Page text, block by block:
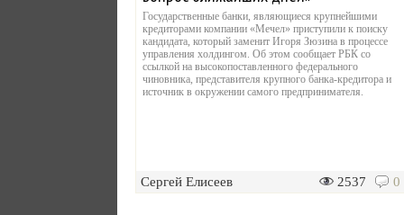
Государственные банки, являющиеся крупнейшими
кредиторами компании «Мечел» приступили к поиску
кандидата, который заменит Игоря Зюзина в процессе
управления холдингом. Об этом сообщает РБК со
ссылкой на высокопоставленного федерального
чиновника, представителя крупного банка-кредитора и
источник в окружении самого предпринимателя.
Сергей Елисеев 0
2537